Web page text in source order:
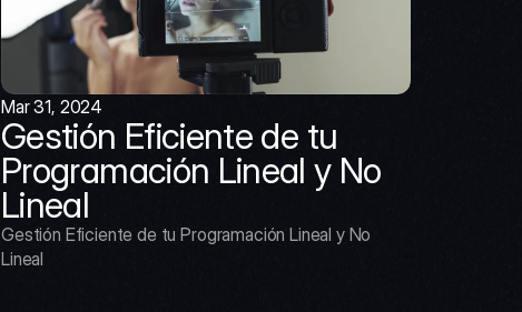
Mar 31, 2024
Gestión Eficiente de tu
Programación Lineal y No
Lineal
Gestión Eficiente de tu Programación Lineal y No
Lineal